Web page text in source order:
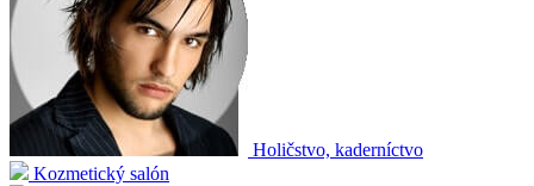
Holičstvo, kaderníctvo
Kozmetický salón